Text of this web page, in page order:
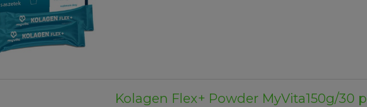
Kolagen Flex+ Powder MyVita150g/30 p